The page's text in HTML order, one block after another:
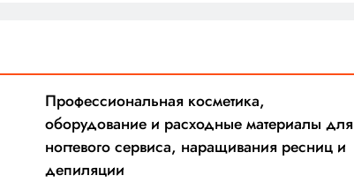
Профессиональная косметика,
оборудование и расходные материалы для
ногтевого сервиса, наращивания ресниц и
депиляции